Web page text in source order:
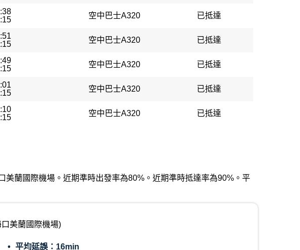
空中巴士A320 已抵達
空中巴士A320 已抵達
空中巴士A320 已抵達
空中巴士A320 已抵達
空中巴士A320 已抵達
蘭國際機場。近期準時出發率為80%。近期準時抵達率為90%。平
美蘭國際機場)
平均延誤： 16min